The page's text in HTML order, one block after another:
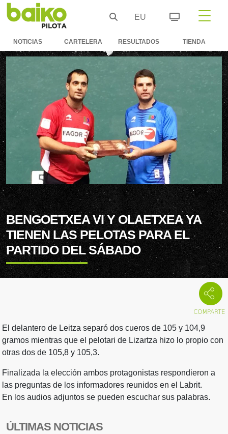
EU
NOTICIAS CARTELERA RESULTADOS TIENDA
BENGOETXEA VI Y OLAETXEA YA
TIENEN LAS PELOTAS PARA EL
PARTIDO DEL SÁBADO
El delantero de Leitza separó dos cueros de 105 y 104,9
gramos mientras que el pelotari de Lizartza hizo lo propio con
otras dos de 105,8 y 105,3.
Finalizada la elección ambos protagonistas respondieron a
las preguntas de los informadores reunidos en el Labrit.
En los audios adjuntos se pueden escuchar sus palabras.
ÚLTIMAS NOTICIAS